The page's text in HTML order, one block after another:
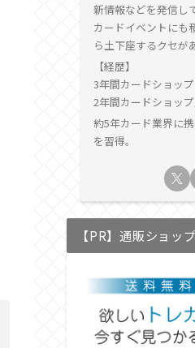
新情報などを発信し
カードイベントにも
ら土下座するクセが
【経歴】
3年間カードショッ
2年間カードショッ
約5年カード業界に
を習得。
【PR】通販ショッ